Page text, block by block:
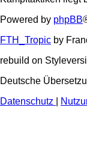
Powered by phpBB
FTH_Tropic by
rebuild on
Deutsche
Datenschutz